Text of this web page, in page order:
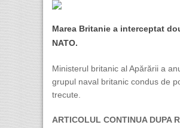
Marea Britanie a interceptat
NATO.
Ministerul britanic al Apărării a
grupul naval britanic condus de
trecute.
ARTICOLUL CONTINUA DUPA